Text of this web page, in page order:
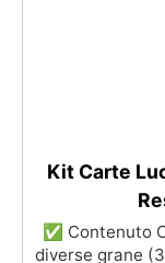
Kit Carte
✅ Contenuto
diverse grane